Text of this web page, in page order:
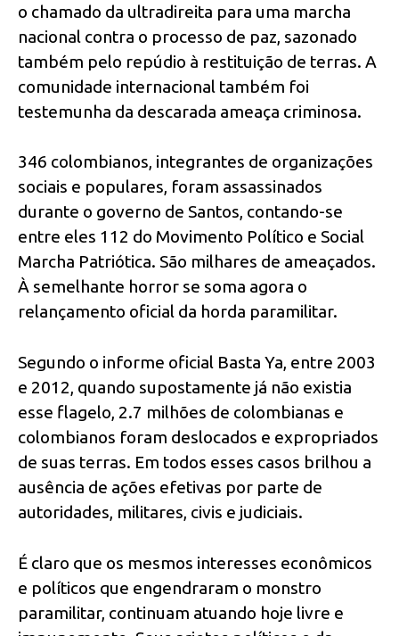
o chamado da ultradireita para uma marcha
nacional contra o processo de paz, sazonado
também pelo repúdio à restituição de terras. A
comunidade internacional também foi
testemunha da descarada ameaça criminosa.
346 colombianos, integrantes de organizações
sociais e populares, foram assassinados
durante o governo de Santos, contando-se
entre eles 112 do Movimento Político e Social
Marcha Patriótica. São milhares de ameaçados.
À semelhante horror se soma agora o
relançamento oficial da horda paramilitar.
Segundo o informe oficial Basta Ya, entre 2003
e 2012, quando supostamente já não existia
esse flagelo, 2.7 milhões de colombianas e
colombianos foram deslocados e expropriados
de suas terras. Em todos esses casos brilhou a
ausência de ações efetivas por parte de
autoridades, militares, civis e judiciais.
É claro que os mesmos interesses econômicos
e políticos que engendraram o monstro
paramilitar, continuam atuando hoje livre e